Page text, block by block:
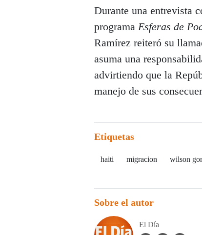
Durante una entrevista
programa Esferas de
Ramírez reiteró su
asuma una
advirtiendo que la
manejo de sus
Etiquetas
haiti migracion wilson
Sobre el autor
El Día